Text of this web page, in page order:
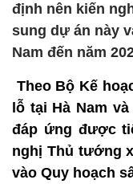
định nên kiến
sung dự án này
Nam đến năm
Theo Bộ Kế
lỗ tại Hà Nam
đáp ứng được
nghị Thủ tướng
vào Quy hoạch